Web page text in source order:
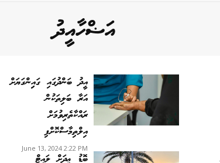
އަޟްހާއީދު
އީދު ބަންދުގައި ގައިިންގަޔަށް
އަރާ ބަލިތަކުން
ރައްކާތެރިވުމަށް
އިލްތިމާސްކޮށްފި
June 13, 2024 2:22 PM
ބޮޑު ޢީދަށް ލައިޓް